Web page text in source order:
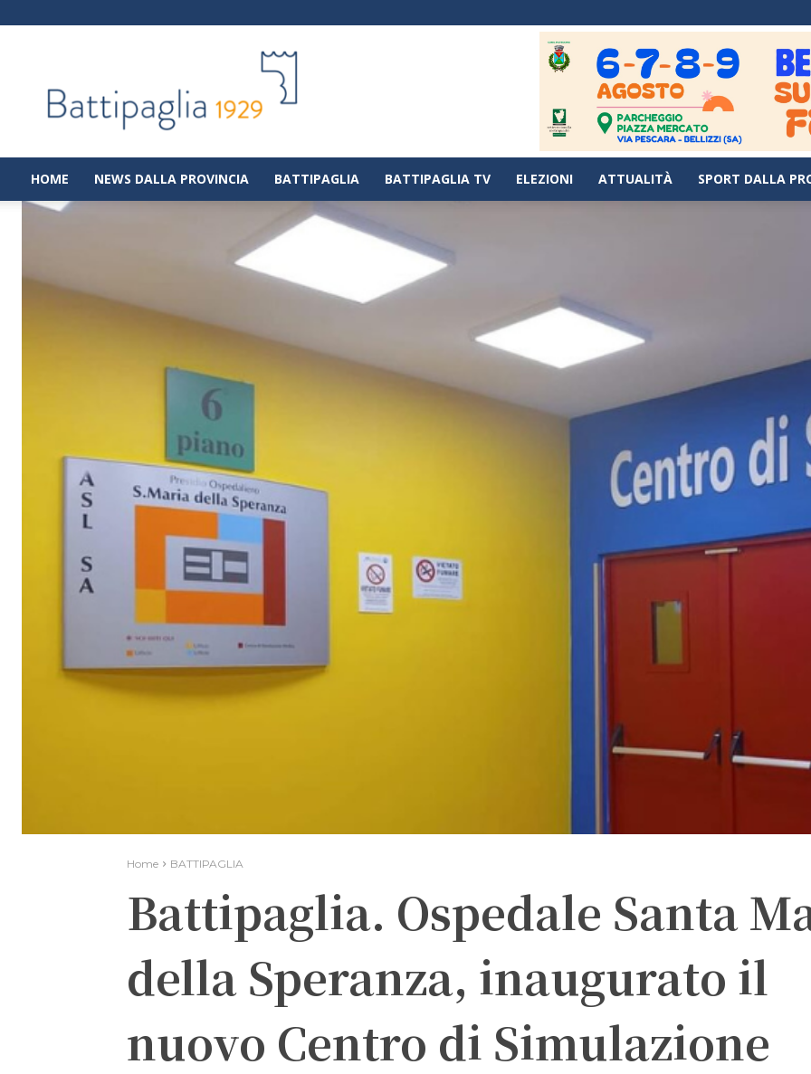
|
Notizie
dalla
città
di
HOME NEWS DALLA PROVINCIA BATTIPAGLIA BATTIPAGLIA TV ELEZIONI ATTUALITÀ SPORT DALLA
Home BATTIPAGLIA
Battipaglia. Ospedale Santa
della Speranza, inaugurato il
nuovo Centro di Simulazione